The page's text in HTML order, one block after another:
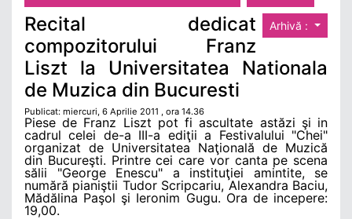
Arhivă :
Recital dedicat
compozitorului Franz
Liszt la Universitatea Nationala
de Muzica din Bucuresti
Publicat: miercuri, 6 Aprilie 2011 , ora 14.36
Piese de Franz Liszt pot fi ascultate astăzi şi in
cadrul celei de-a III-a ediţii a Festivalului "Chei"
organizat de Universitatea Naţională de Muzică
din Bucureşti. Printre cei care vor canta pe scena
sălii "George Enescu" a instituţiei amintite, se
numără pianiştii Tudor Scripcariu, Alexandra Baciu,
Mădălina Paşol şi Ieronim Gugu. Ora de incepere:
19,00.